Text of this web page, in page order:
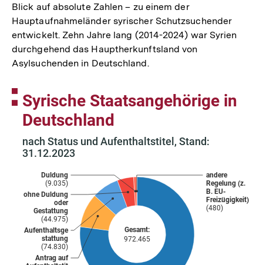
Blick auf absolute Zahlen – zu einem der
Hauptaufnahmeländer syrischer Schutzsuchender
entwickelt. Zehn Jahre lang (2014-2024) war Syrien
durchgehend das Hauptherkunftsland von
Asylsuchenden in Deutschland.